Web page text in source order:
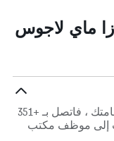
ماي لاجوس
إذا كانت لديك أسئلة أو أمور تتعلق بشأن إقامتك ، فاتصل بـ +351
إلى موظف مكتب